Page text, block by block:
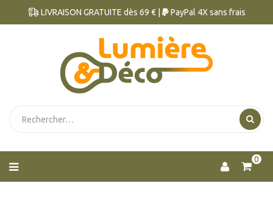
LIVRAISON GRATUITE dès 69 € | PayPal 4X sans frais
0